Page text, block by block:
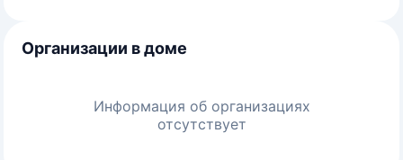
Организации в доме
Информация об организациях
отсутствует